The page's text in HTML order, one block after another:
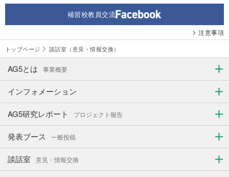
補習校教員交流
注意事項
トップページ 談話室（意見・情報交換）
AG5とは 事業概要
インフォメーション
AG5研究レポート プロジェクト報告
発表ブース 一般投稿
談話室 意見・情報交換